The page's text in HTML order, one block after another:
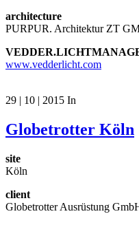
architecture
PURPUR. Architektur ZT
www.vedderlicht.com
29 | 10 | 2015 In
Globetrotter Köln
site
Köln
client
Globetrotter Ausrüstung